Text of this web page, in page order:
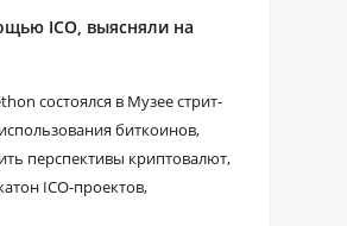
ICO, выясняли на
состоялся в Музее стрит-
биткоинов,
перспективы криптовалют,
ICO-проектов,